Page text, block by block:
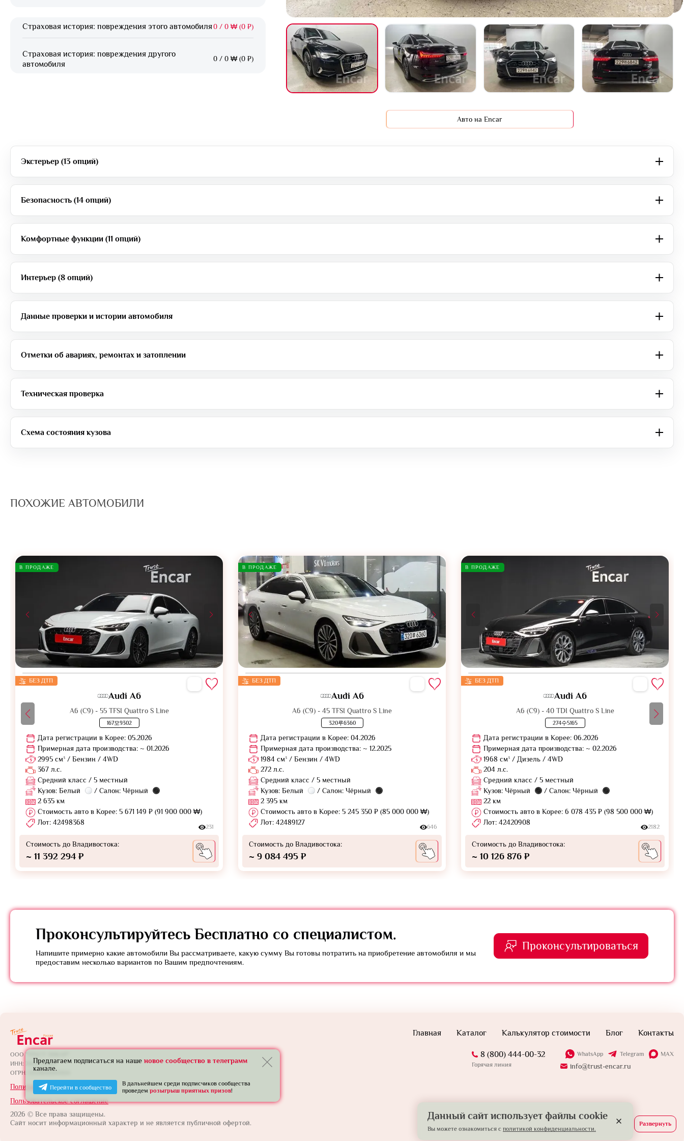
Страховая история: повреждения этого автомобиля0 / 0 ₩ (0 ₽)
Страховая история: повреждения другого
автомобиля
0 / 0 ₩ (0 ₽)
Авто на Encar
Экстерьер (13 опций)
Безопасность (14 опций)
Комфортные функции (11 опций)
Интерьер (8 опций)
Данные проверки и истории автомобиля
Отметки об авариях, ремонтах и затоплении
Техническая проверка
Схема состояния кузова
ПОХОЖИЕ АВТОМОБИЛИ
В ПРОДАЖЕ
БЕЗ ДТП
Audi A6
A6 (C9) - 55 TFSI Quattro S Line
167모9302
Дата регистрации в Корее: 05.2026
Примерная дата производства: ~ 01.2026
2995 см³ / Бензин / 4WD
367 л.с.
Средний класс / 5 местный
Кузов: Белый
/ Салон: Чёрный
2 635 км
Стоимость авто в Корее: 5 671 149 ₽ (91 900 000 ₩)
Лот: 42498368
231
Стоимость до Владивостока:
~ 11 392 294 ₽
В ПРОДАЖЕ
БЕЗ ДТП
Audi A6
A6 (C9) - 45 TFSI Quattro S Line
320루6360
Дата регистрации в Корее: 04.2026
Примерная дата производства: ~ 12.2025
1984 см³ / Бензин / 4WD
272 л.с.
Средний класс / 5 местный
Кузов: Белый
/ Салон: Чёрный
2 395 км
Стоимость авто в Корее: 5 245 350 ₽ (85 000 000 ₩)
Лот: 42489127
646
Стоимость до Владивостока:
~ 9 084 495 ₽
В ПРОДАЖЕ
БЕЗ ДТП
Audi A6
A6 (C9) - 40 TDI Quattro S Line
274수5165
Дата регистрации в Корее: 06.2026
Примерная дата производства: ~ 02.2026
1968 см³ / Дизель / 4WD
204 л.с.
Средний класс / 5 местный
Кузов: Чёрный
/ Салон: Чёрный
22 км
Стоимость авто в Корее: 6 078 435 ₽ (98 500 000 ₩)
Лот: 42420908
2182
Стоимость до Владивостока:
~ 10 126 876 ₽
Проконсультируйтесь Бесплатно со специалистом.
Напишите примерно какие автомобили Вы рассматриваете, какую сумму Вы готовы потратить на приобретение автомобиля и мы
предоставим несколько вариантов по Вашим предпочтениям.
Проконсультироваться
ООО "ТРАСТ ЭНКАР"
ИНН: 7801739565
ОГРН: 1257800005924
Политика конфиденциальности
Пользовательское соглашение
2026 © Все права защищены.
Сайт носит информационный характер и не является публичной офертой.
Главная Каталог Калькулятор стоимости Блог Контакты
8 (800) 444-00-32
Горячая линия
WhatsApp Telegram MAX
info@trust-encar.ru
Данный сайт использует файлы cookie
Вы можете ознакомиться с политикой конфиденциальности.
Предлагаем подписаться на наше новое сообщество в телеграмм
канале.
Перейти в сообщество
В дальнейшем среди подписчиков сообщества
проведем розыгрыш приятных призов!
Развернуть